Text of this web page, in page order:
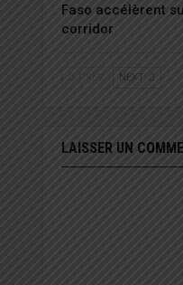
Faso accélèrent
corridor
NEXT
LAISSER UN